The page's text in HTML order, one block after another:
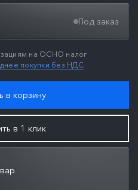
Под заказ
на ОСНО налог
покупки без НДС
в корзину
в 1 клик